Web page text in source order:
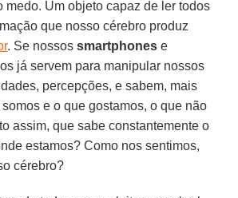
medo. Um objeto capaz de ler todos
que nosso cérebro produz
. Se nossossmartphones e
já servem para manipular nossos
percepções, e sabem, mais
e o que gostamos, o que não
assim, que sabe constantemente o
estamos? Como nos sentimos,
cérebro?